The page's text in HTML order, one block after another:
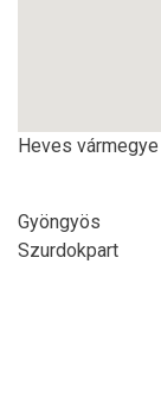
Heves vármegye
Gyöngyös
Szurdokpart